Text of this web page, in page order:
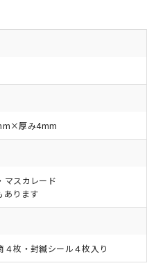
厚み4mm
マスカレード
あります
枚・封緘シール４枚入り